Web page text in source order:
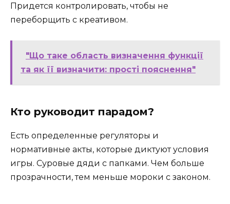
Придется контролировать, чтобы не
переборщить с креативом.
"Що таке область визначення функції
та як її визначити: прості пояснення"
Кто руководит парадом?
Есть определенные регуляторы и
нормативные акты, которые диктуют условия
игры. Суровые дяди с папками. Чем больше
прозрачности, тем меньше мороки с законом.